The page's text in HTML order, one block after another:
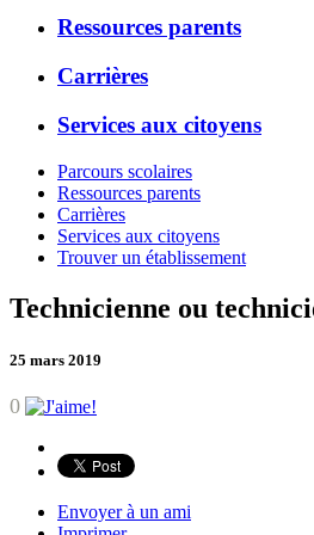
Ressources parents
Carrières
Services aux citoyens
Parcours scolaires
Ressources parents
Carrières
Services aux citoyens
Trouver un établissement
Technicienne ou
25 mars 2019
0
Envoyer à un ami